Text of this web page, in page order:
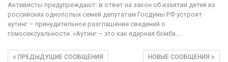
Активисты предупреждают: в ответ на закон об изъятии детей из
российских однополых семей депутатам Госдумы РФ устроят
аутинг – принудительное разглашение сведений о
гомосексуальности. «Аутинг – это как ядерная бомба.…
ПРЕДЫДУЩИЕ СООБЩЕНИЯ НОВЫЕ СООБЩЕНИЯ